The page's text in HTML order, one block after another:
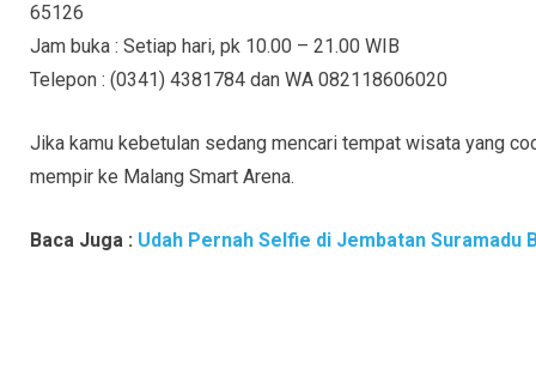
65126
Jam buka : Setiap hari, pk 10.00 – 21.00 WIB
Telepon : (0341) 4381784 dan WA 082118606020
Jika kamu kebetulan sedang mencari tempat wisata yang
mempir ke Malang Smart Arena.
Baca Juga : Udah Pernah Selfie di Jembatan Suramadu